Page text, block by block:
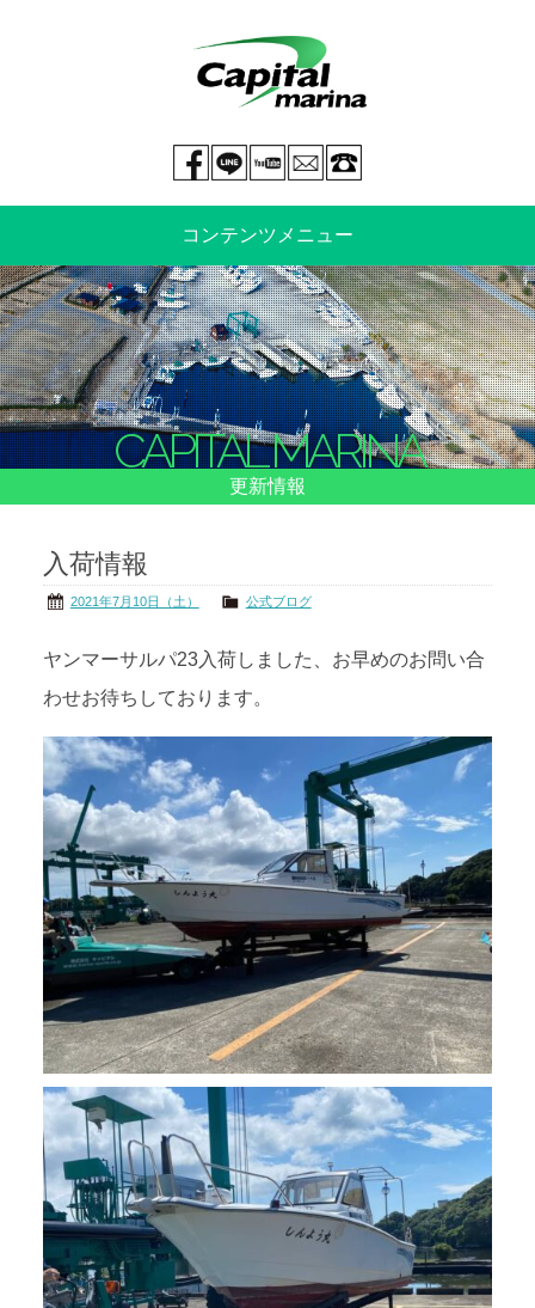
mail
You tube
LINE@
Facebook page
コンテンツメニュー
中古艇情報 新艇情報
船のご売却 整備・特殊艤装
船舶保険 マリーナ情報・料金表
茨城の海
会社概要
CAPITAL MARINA
更新情報
入荷情報
2021年7月10日（土） 公式ブログ
ヤンマーサルパ23入荷しました、お早めのお問い合
わせお待ちしております。